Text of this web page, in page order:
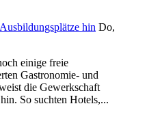
hin Do,
einige freie
Gastronomie- und
die Gewerkschaft
So suchten Hotels,...